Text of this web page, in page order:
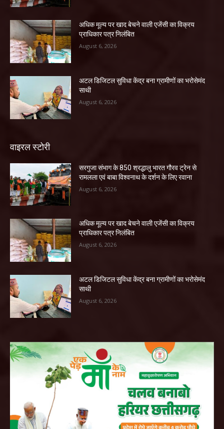
अधिक मूल्य पर खाद बेचने वाली एजेंसी का विक्रय
प्राधिकार पत्र निलंबित
August 6, 2026
अटल डिजिटल सुविधा केंद्र बना ग्रामीणों का भरोसेमंद
साथी
August 6, 2026
वाइरल स्टोरी
सरगुजा संभाग के 850 श्रद्धालु भारत गौरव ट्रेन से
रामलला एवं बाबा विश्वनाथ के दर्शन के लिए रवाना
August 6, 2026
अधिक मूल्य पर खाद बेचने वाली एजेंसी का विक्रय
प्राधिकार पत्र निलंबित
August 6, 2026
अटल डिजिटल सुविधा केंद्र बना ग्रामीणों का भरोसेमंद
साथी
August 6, 2026